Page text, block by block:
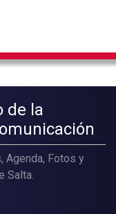
de la
Agenda, Fotos y
Salta.